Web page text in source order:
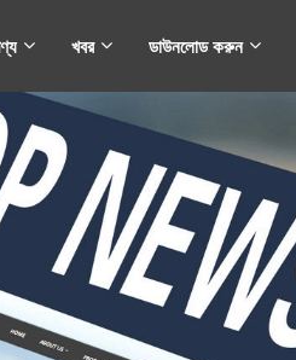
খবর ডাউনলোড করুন